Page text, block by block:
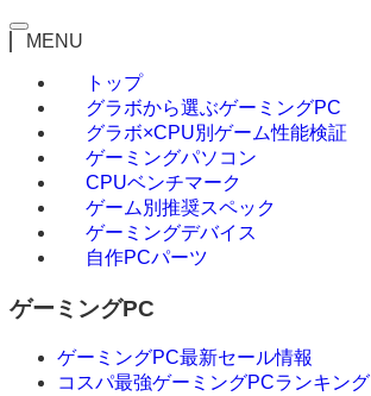
MENU
トップ
グラボから選ぶゲーミングPC
グラボ×CPU別ゲーム性能検証
ゲーミングパソコン
CPUベンチマーク
ゲーム別推奨スペック
ゲーミングデバイス
自作PCパーツ
ゲーミングPC
ゲーミングPC最新セール情報
コスパ最強ゲーミングPCランキング